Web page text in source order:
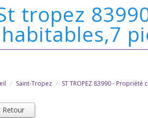
en r+2 de 220 m2
habitables,7
Saint-Tropez ST TROPEZ 83990 -
Retour